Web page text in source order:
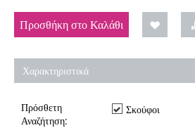
Προσθήκη στο Καλάθι
Χαρακτηριστικά
Πρόσθετη
Αναζήτηση:
Σκούφοι